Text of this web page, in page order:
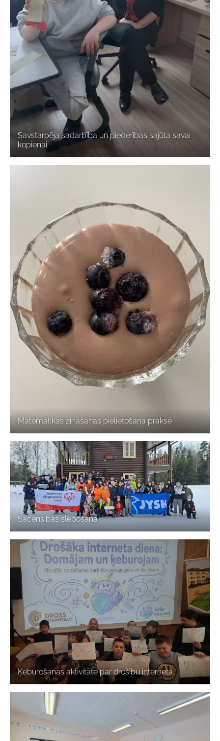
Savstarpēja sadarbība un piederības sajūta savai
kopienai
Matemātikas zināšanas pielietošana praksē
Sacensībās slēpošanā
Ķeburošanas aktivitāte par drošību internetā